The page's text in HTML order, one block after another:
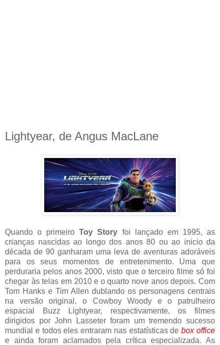
Lightyear, de Angus MacLane
Quando o primeiroToy Story foi lançado em 1995, as
crianças nascidas ao longo dos anos 80 ou ao inicio da
década de 90 ganharam uma leva de aventuras adoráveis
para os seus momentos de entretenimento. Uma que
perduraria pelos anos 2000, visto que o terceiro filme só foi
chegar às telas em 2010 e o quarto nove anos depois. Com
Tom Hanks e Tim Allen dublando os personagens centrais
na versão original, o Cowboy Woody e o patrulheiro
espacial Buzz Lightyear, respectivamente, os filmes
dirigidos por John Lasseter foram um tremendo sucesso
mundial e todos eles entraram nas estatísticas debox office
e ainda foram aclamados pela crítica especializada. As